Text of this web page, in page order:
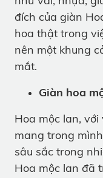
đích của giàn
hoa thật trong
nên một khung
mắt.
Giàn hoa
Hoa mộc lan,
mang trong
sâu sắc trong
Hoa mộc lan đã